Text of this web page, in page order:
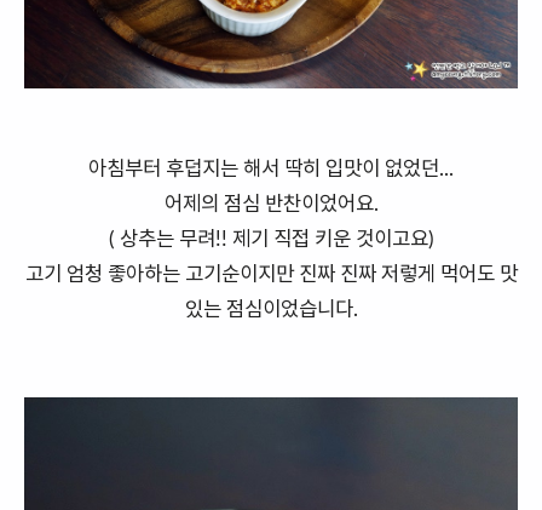
아침부터 후덥지는 해서 딱히 입맛이 없었던...
어제의 점심 반찬이었어요.
( 상추는 무려!! 제기 직접 키운 것이고요)
고기 엄청 좋아하는 고기순이지만 진짜 진짜 저렇게 먹어도 맛
있는 점심이었습니다.